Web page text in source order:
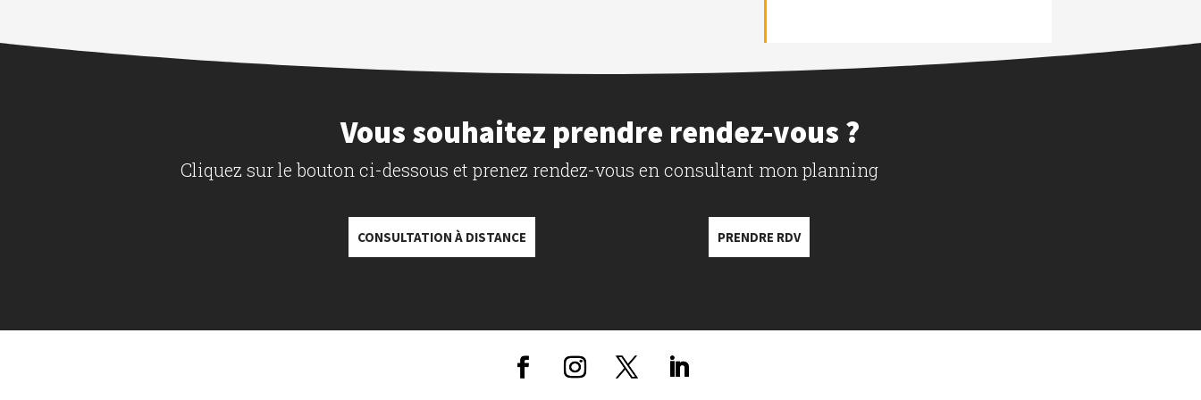
Vous souhaitez prendre rendez-vous ?
Cliquez sur le bouton ci-dessous et prenez rendez-vous en consultant mon planning
CONSULTATION À DISTANCE PRENDRE RDV